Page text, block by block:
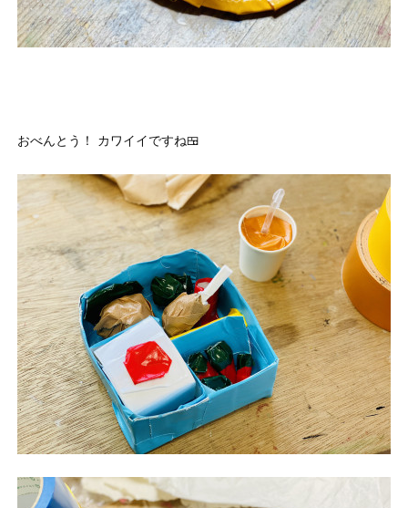
おべんとう！ カワイイですね🍱